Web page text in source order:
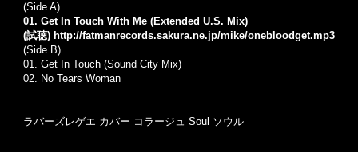
(Side A)
01. Get In Touch With Me (Extended U.S. Mix)
(試聴) http://fatmanrecords.sakura.ne.jp/mike/onebloodget.mp3
(Side B)
01. Get In Touch (Sound City Mix)
02. No Tears Woman
ラバーズレゲエ カバー コラージュ Soul ソウル